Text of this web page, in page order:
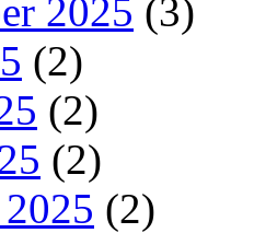
2025 (3)
(2)
(2)
(2)
(2)